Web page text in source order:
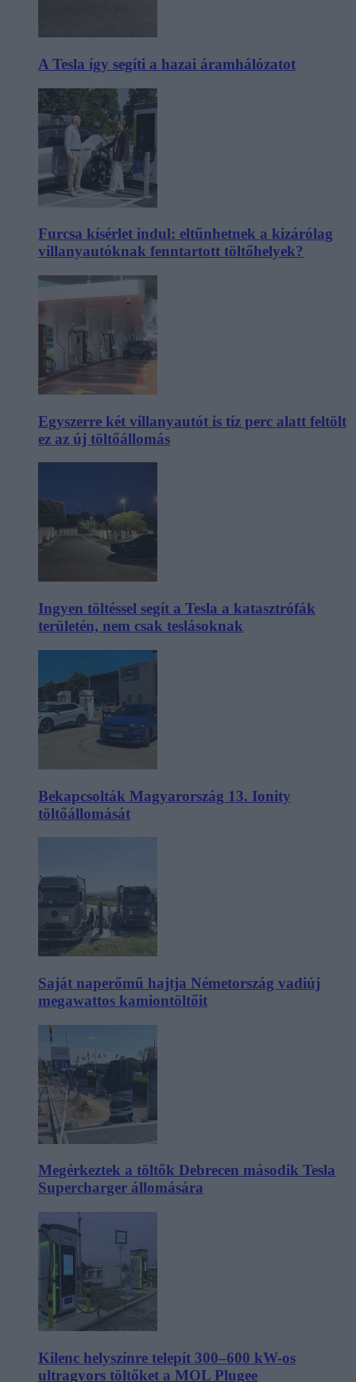
A Tesla így segíti a hazai áramhálózatot
Furcsa kísérlet indul: eltűnhetnek a kizárólag
villanyautóknak fenntartott töltőhelyek?
Egyszerre két villanyautót is tíz perc alatt feltölt
ez az új töltőállomás
Ingyen töltéssel segít a Tesla a katasztrófák
területén, nem csak teslásoknak
Bekapcsolták Magyarország 13. Ionity
töltőállomását
Saját naperőmű hajtja Németország vadiúj
megawattos kamiontöltőit
Megérkeztek a töltők Debrecen második Tesla
Supercharger állomására
Kilenc helyszínre telepít 300–600 kW-os
ultragyors töltőket a MOL Plugee